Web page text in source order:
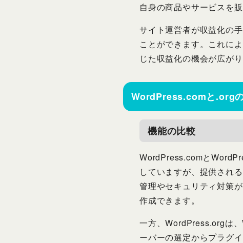
自身の商品やサービスを
サイト運営者が収益化の
ことができます。これに
じた収益化の機会が広がり
WordPress.comと.org
機能の比較
WordPress.comと
していますが、提供され
管理やセキュリティ対策
作成できます。
一方、WordPress.orgは
ーバーの選定からプラグ